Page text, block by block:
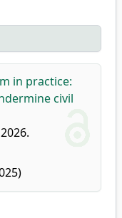
in practice:
civil